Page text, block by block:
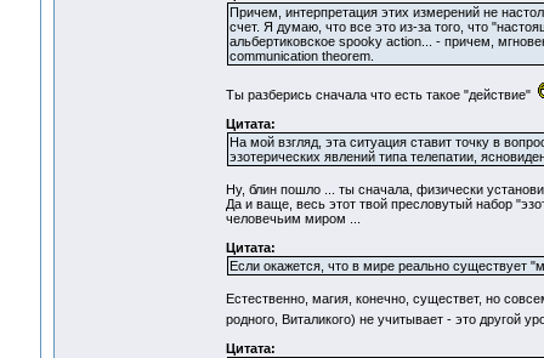
Причем, интерпретация этих измерений не
счет. Я думаю, что все это из-за того, что
альбертиковское spooky action... - причем,
communication theorem.
Ты разберись сначала что есть такое "действие"
Цитата:
На мой взгляд, эта ситуация ставит точку в
эзотерических явлений типа телепатии,
Ну, блин пошло ... ты сначала, физически
Да и ваще, весь этот твой пресловутый набор
человечьим миром ...
Цитата:
Если окажется, что в мире реально существует
Естественно, магия, конечно, существет, но
родного, Виталикого) не учитывает - это другой
Цитата: